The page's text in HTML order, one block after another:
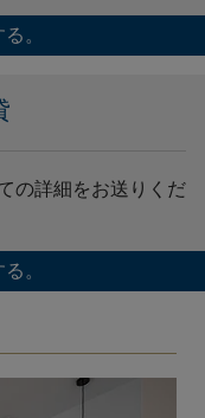
。
の詳細をお送りくだ
。